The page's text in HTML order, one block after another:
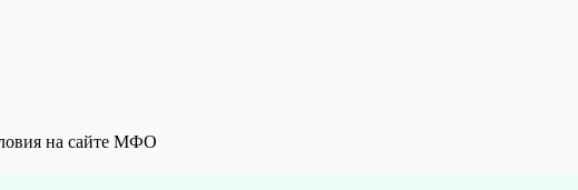
на сайте МФО